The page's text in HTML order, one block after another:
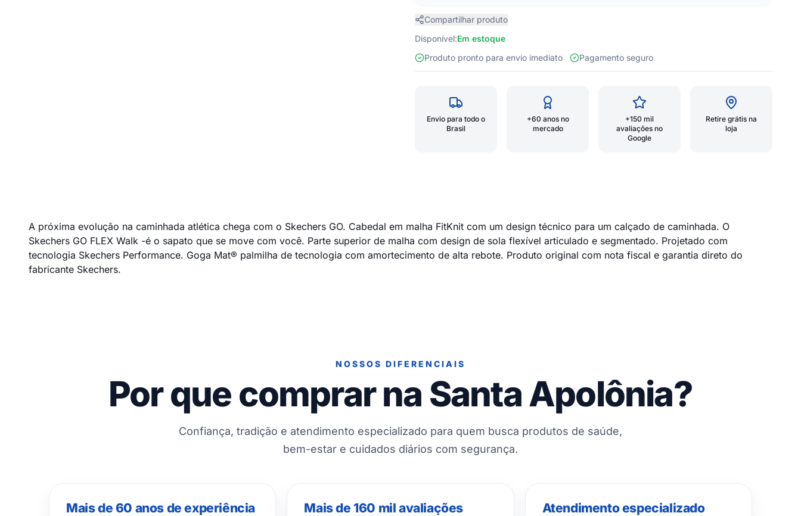
Compartilhar produto
Disponível:Em estoque
Produto pronto para envio imediato
Pagamento seguro
Envio para todo o
Brasil
+60 anos no
mercado
+150 mil
avaliações no
Google
Retire grátis na
loja
A próxima evolução na caminhada atlética chega com o Skechers GO. Cabedal em malha FitKnit com um design técnico para um calçado de caminhada. O
Skechers GO FLEX Walk -é o sapato que se move com você. Parte superior de malha com design de sola flexível articulado e segmentado. Projetado com
tecnologia Skechers Performance. Goga Mat® palmilha de tecnologia com amortecimento de alta rebote. Produto original com nota fiscal e garantia direto do
fabricante Skechers.
NOSSOS DIFERENCIAIS
Por que comprar na Santa Apolônia?
Confiança, tradição e atendimento especializado para quem busca produtos de saúde,
bem-estar e cuidados diários com segurança.
Mais de 60 anos de experiência Mais de 160 mil avaliações Atendimento especializado